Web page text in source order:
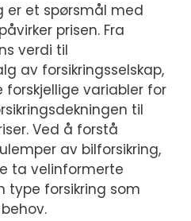
er et spørsmål med
prisen. Fra
verdi til
av forsikringsselskap,
variabler for
til
Ved å forstå
av bilforsikring,
ta velinformerte
type forsikring som